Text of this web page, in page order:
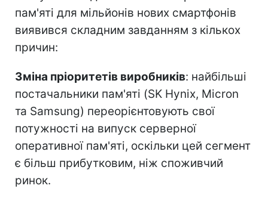
пам'яті для мільйонів нових смартфонів
виявився складним завданням з кількох
причин:
Зміна пріоритетів виробників: найбільші
постачальники пам'яті (SK Hynix, Micron
та Samsung) переорієнтовують свої
потужності на випуск серверної
оперативної пам'яті, оскільки цей сегмент
є більш прибутковим, ніж споживчий
ринок.